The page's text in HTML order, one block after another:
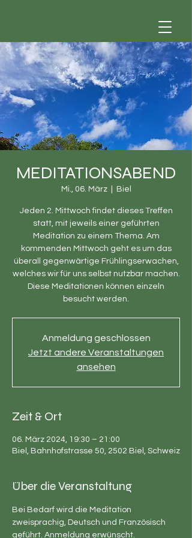
MEDITATIONSABEND
Mi., 06. März
  |
Biel
Jeden 2. Mittwoch findet dieses Treffen
statt, mit jeweils einer geführten
Meditation zu einem Thema. Am
kommenden Mittwoch geht es um das
überall gegenwärtige Frühlingserwachen,
welches wir für uns selbst nutzbar machen.
Diese Meditationen können einzeln
besucht werden.
Anmeldung geschlossen
Jetzt andere Veranstaltungen
ansehen
Zeit & Ort
06. März 2024, 19:30 – 21:00
Biel, Bahnhofstrasse 50, 2502 Biel, Schweiz
Über die Veranstaltung
Bei Bedarf wird die Meditation
zweisprachig, Deutsch und Französisch
geführt. Anmeldung erwünscht.